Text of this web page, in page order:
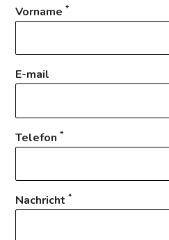
Vorname*
E-mail
Telefon*
Nachricht*